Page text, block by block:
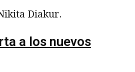
Diakur.
a los nuevos